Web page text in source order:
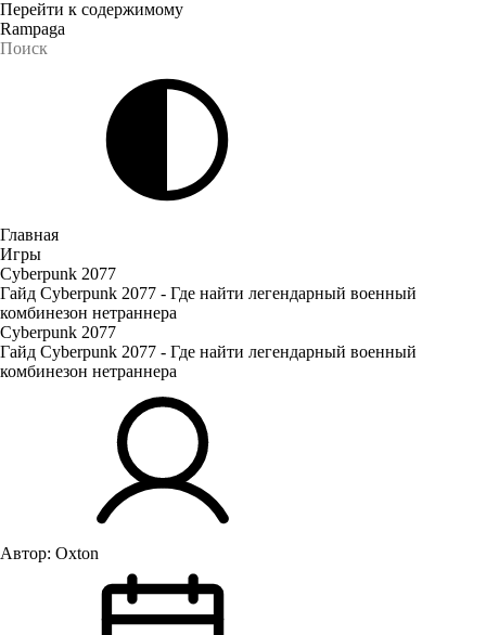
Перейти к содержимому
Rampaga
Главная
Игры
Cyberpunk 2077
Гайд Cyberpunk 2077 - Где найти легендарный военный
комбинезон нетраннера
Cyberpunk 2077
Гайд Cyberpunk 2077 - Где найти легендарный военный
комбинезон нетраннера
Автор: Oxton